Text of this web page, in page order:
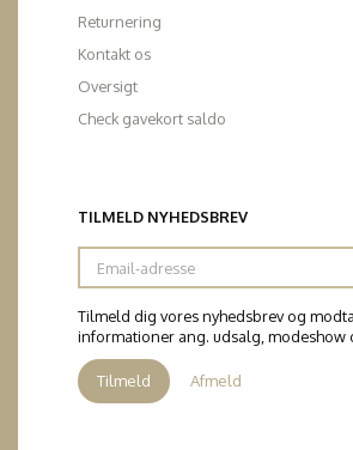
Returnering
Kontakt os
Oversigt
Check gavekort saldo
TILMELD NYHEDSBREV
Email-
adresse
Tilmeld dig vores nyhedsbrev og
informationer ang. udsalg, modeshow
Tilmeld Afmeld